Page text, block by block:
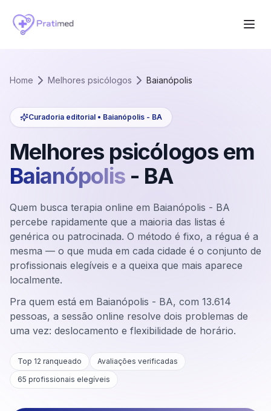
Home Melhores psicólogos Baianópolis
Curadoria editorial • Baianópolis - BA
Melhores psicólogos em
Baianópolis - BA
Quem busca terapia online em Baianópolis - BA
percebe rapidamente que a maioria das listas é
genérica ou patrocinada. O método é fixo, a régua é a
mesma — o que muda em cada cidade é o conjunto de
profissionais elegíveis e a queixa que mais aparece
localmente.
Pra quem está em Baianópolis - BA, com 13.614
pessoas, a sessão online resolve dois problemas de
uma vez: deslocamento e flexibilidade de horário.
Top 12 ranqueado
Avaliações verificadas
65 profissionais elegíveis